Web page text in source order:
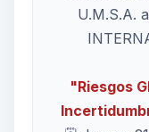
U.M.S.A.
"Riesgos